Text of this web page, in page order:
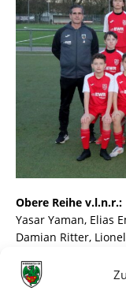
Obere Reihe v.l.n.r.:
Yasar Yaman, Elias
Damian Ritter,
Mittlere Reihe
Trainer Jan